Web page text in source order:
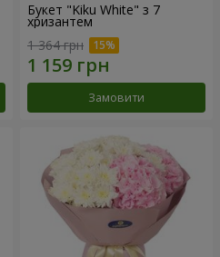
Букет "Kiku White" з 7
хризантем
1 364 грн
Замовити